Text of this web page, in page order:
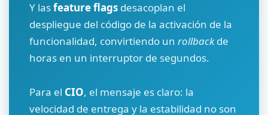
Y lasfeature flags desacoplan el
despliegue del código de la activación de la
funcionalidad, convirtiendo un rollbackde
horas en un interruptor de segundos.
Para el CIO, el mensaje es claro: la
velocidad de entrega y la estabilidad no son